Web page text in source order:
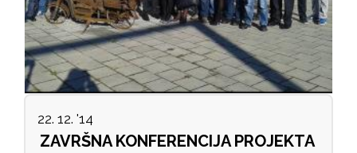
22. 12. '14
ZAVRŠNA KONFERENCIJA PROJEKTA